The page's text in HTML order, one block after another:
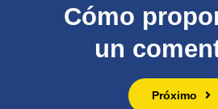
Cómo
un
Próximo